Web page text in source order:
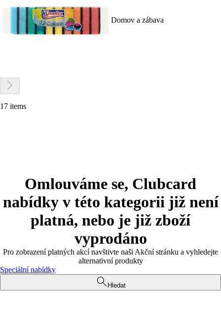
Domov a zábava
17 items
Omlouváme se, Clubcard
nabídky v této kategorii již není
platná, nebo je již zboží
vyprodáno
Pro zobrazení platných akcí navštivte naši Akční stránku a vyhledejte
alternativní produkty
Speciální nabídky
Hledat